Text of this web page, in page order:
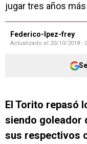
jugar tres años
Federico-lpez-frey
Actualizado el 20/10/2018 -
El Torito repasó
siendo goleador
sus respectivos